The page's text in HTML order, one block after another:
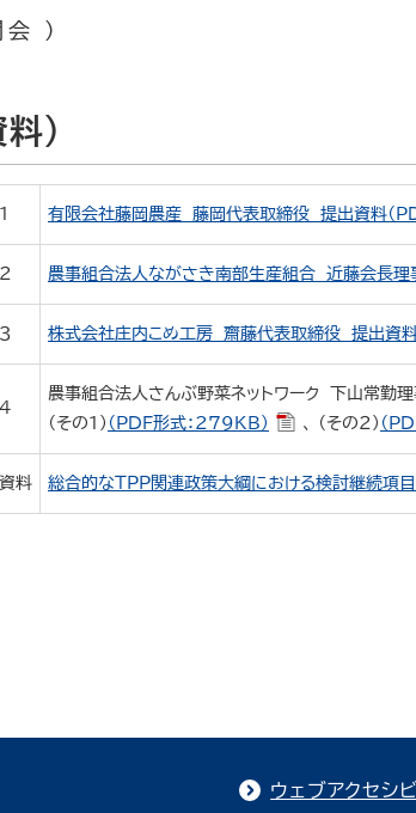
会 ）
料）
有限会社藤岡農産 藤岡代表取締役 提出資料（
農事組合法人ながさき南部生産組合 近藤会長理
株式会社庄内こめ工房 齋藤代表取締役 提出資料
農事組合法人さんぶ野菜ネットワーク 下山常勤
（その１） （PDF形式：279KB） 、 （その２） （
料 総合的なＴＰＰ関連政策大綱における検討継続項
ウェブアクセシ